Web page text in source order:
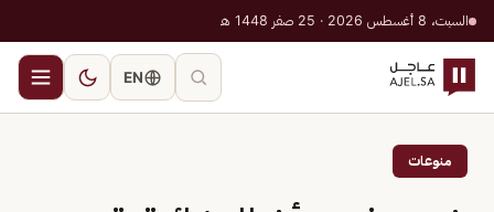
السبت، 8 أغسطس 2026 · 25 صفر 1448 هـ
EN
منوعات